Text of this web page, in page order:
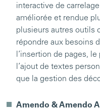
interactive de
améliorée et rendue
plusieurs autres outils
répondre aux besoins
l’insertion de pages,
l’ajout de textes
que la gestion des
Amendo & Amendo